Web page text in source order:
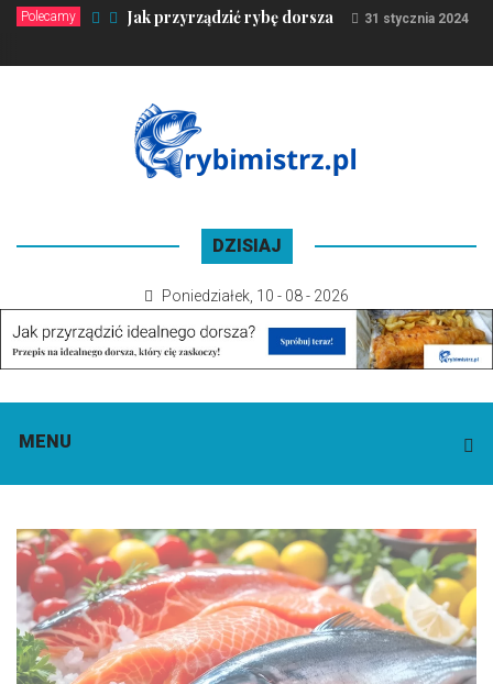
Polecamy Jak przyrządzić rybę dorsza 31 stycznia 2024
DZISIAJ
Poniedziałek 10 - 08 - 2026
MENU